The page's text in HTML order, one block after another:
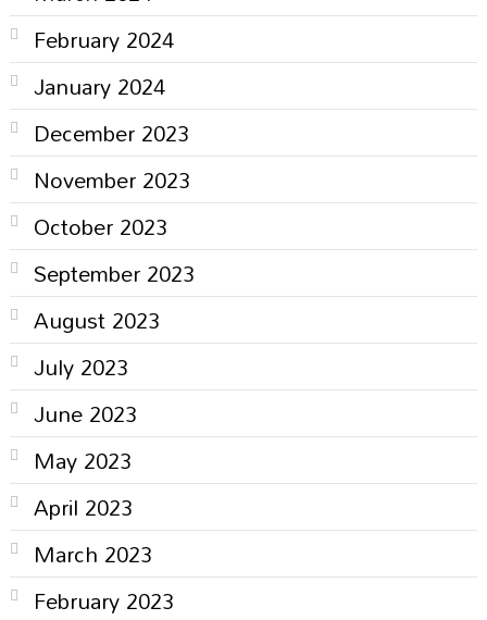
February 2024
January 2024
December 2023
November 2023
October 2023
September 2023
August 2023
July 2023
June 2023
May 2023
April 2023
March 2023
February 2023